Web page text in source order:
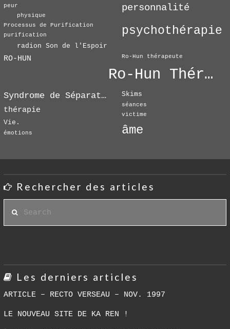
personnalité
peur
physique
Processus de Purification
psychothérapie
purification
radion Son de l'Espoir
RO-HUN Ro-Hun thérapeute
Ro-Hun Thérapie
Skims
Syndrome de Séparation
séances
thérapie
victime
Vie.
âme
émotions
Rechercher des articles
Les derniers articles
ARTICLE – RECTO VERSEAU – NOV. 1997
LE NOUVEAU SITE DE KA REN !